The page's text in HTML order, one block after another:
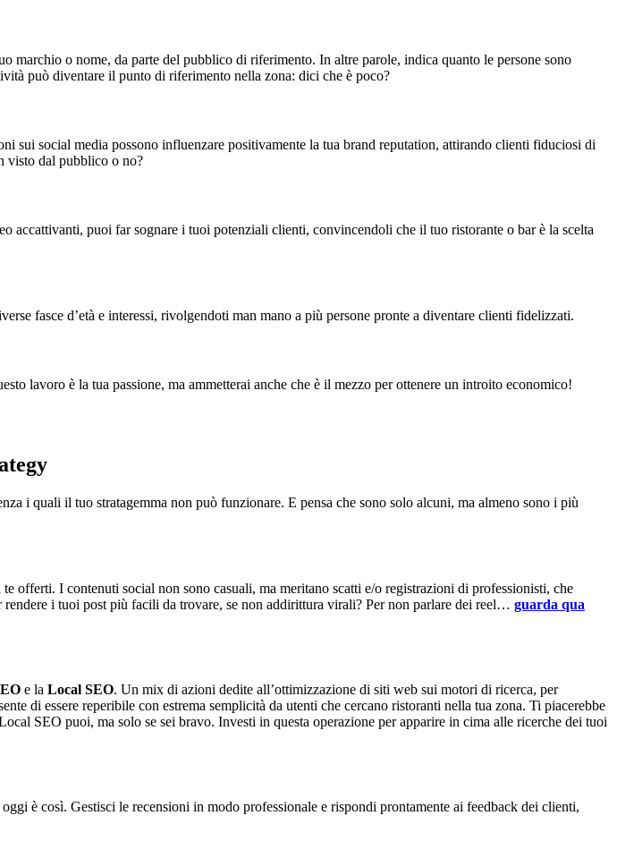
marchio o nome, da parte del pubblico di riferimento. In altre parole, indica quanto le persone sono
può diventare il punto di riferimento nella zona: dici che è poco?
sui social media possono influenzare positivamente la tua brand reputation, attirando clienti fiduciosi di
visto dal pubblico o no?
accattivanti, puoi far sognare i tuoi potenziali clienti, convincendoli che il tuo ristorante o bar è la scelta
fasce d’età e interessi, rivolgendoti man mano a più persone pronte a diventare clienti fidelizzati.
lavoro è la tua passione, ma ammetterai anche che è il mezzo per ottenere un introito economico!
i quali il tuo stratagemma non può funzionare. E pensa che sono solo alcuni, ma almeno sono i più
offerti. I contenuti social non sono casuali, ma meritano scatti e/o registrazioni di professionisti, che
i tuoi post più facili da trovare, se non addirittura virali? Per non parlare dei reel… guarda qua
e la Local SEO. Un mix di azioni dedite all’ottimizzazione di siti web sui motori di ricerca, per
di essere reperibile con estrema semplicità da utenti che cercano ristoranti nella tua zona. Ti piacerebbe
SEO puoi, ma solo se sei bravo. Investi in questa operazione per apparire in cima alle ricerche dei tuoi
è così. Gestisci le recensioni in modo professionale e rispondi prontamente ai feedback dei clienti,